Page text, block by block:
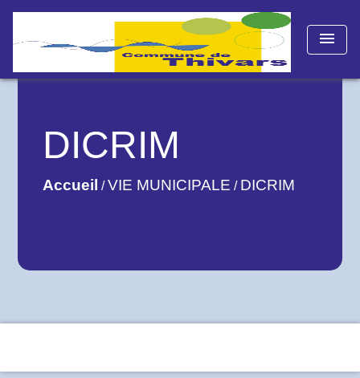
menu
DICRIM
Accueil /VIE MUNICIPALE / DICRIM